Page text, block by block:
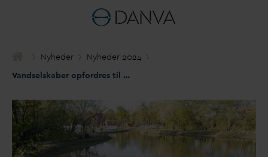
Nyheder
Nyheder 2024
Vandselskaber opfordres til at nominere til